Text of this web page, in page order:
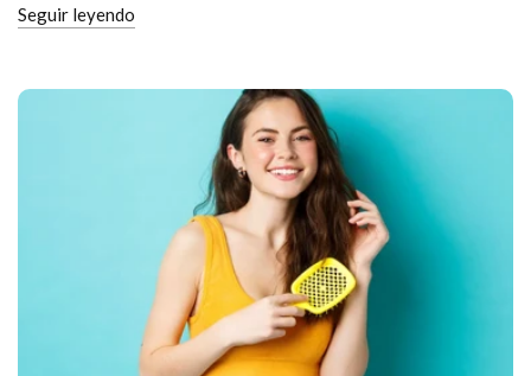
Seguir leyendo